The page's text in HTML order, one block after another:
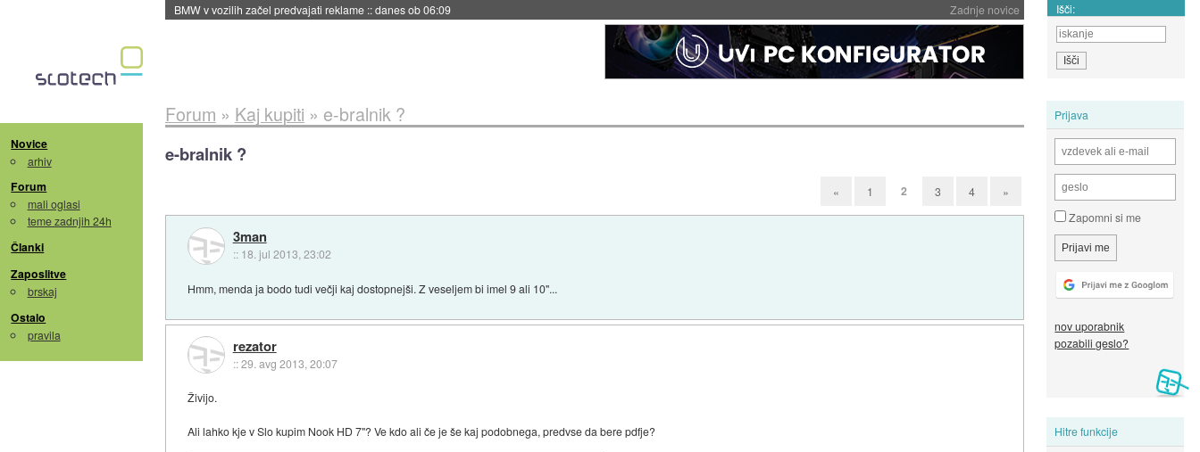
Zadnje novice
BMW v vozilih začel predvajati reklame ::danes ob 06:09 Išči:
Novice
arhiv
Forum
mali oglasi
teme zadnjih 24h
Članki
Zaposlitve
brskaj
Ostalo
pravila
Prijava
Zapomni si me
nov uporabnik
pozabili geslo?
Hitre funkcije
Forum » Kaj kupiti » e-bralnik ?
e-bralnik ?
« 1 2 3 4 »
3man
:: 18. jul 2013, 23:02
Hmm, menda ja bodo tudi večji kaj dostopnejši. Z veseljem bi imel 9 ali 10"...
rezator
::29. avg 2013, 20:07
Živijo.
Ali lahko kje v Slo kupim Nook HD 7"? Ve kdo ali če je še kaj podobnega, predvse da bere pdfje?